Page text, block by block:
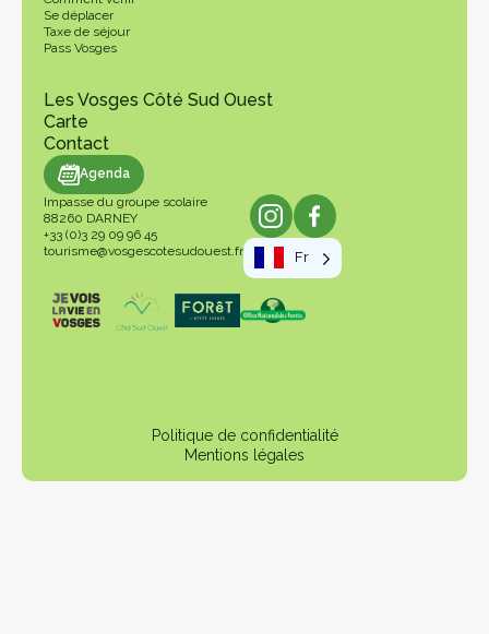
Se déplacer
Taxe de séjour
Pass Vosges
Les Vosges Côté Sud Ouest
Carte
Contact
Agenda
Impasse du groupe scolaire
88260 DARNEY
+33 (0)3 29 09 96 45
tourisme@vosgescotesudouest.fr
Fr
Politique de confidentialité
Mentions légales